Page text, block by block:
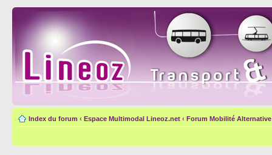
Index du forum ‹ Espace Multimodal Lineoz.net ‹ Forum Mobilité Alternative